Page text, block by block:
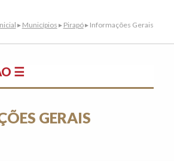
▸ Municípios ▸ Pirapó▸ Informações Gerais
GERAIS
☰